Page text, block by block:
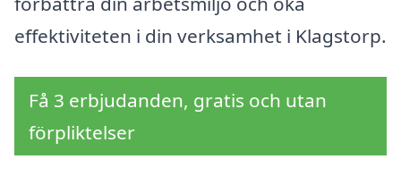
effektiviteten i din verksamhet i Klagstorp.
Få 3 erbjudanden, gratis och utan
förpliktelser